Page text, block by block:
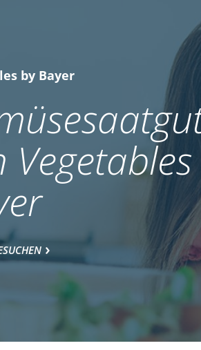
by Bayer
Vegetables